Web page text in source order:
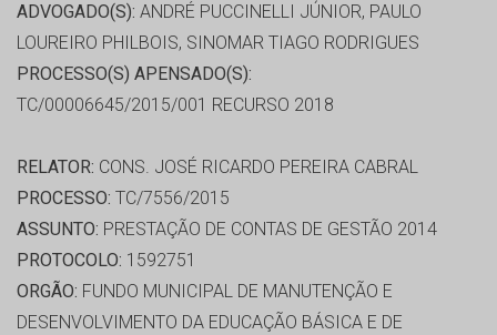
ADVOGADO(S): ANDRÉ PUCCINELLI JÚNIOR, PAULO
LOUREIRO PHILBOIS, SINOMAR TIAGO RODRIGUES
PROCESSO(S) APENSADO(S):
TC/00006645/2015/001 RECURSO 2018
RELATOR: CONS. JOSÉ RICARDO PEREIRA CABRAL
PROCESSO: TC/7556/2015
ASSUNTO: PRESTAÇÃO DE CONTAS DE GESTÃO 2014
PROTOCOLO: 1592751
ORGÃO: FUNDO MUNICIPAL DE MANUTENÇÃO E
DESENVOLVIMENTO DA EDUCAÇÃO BÁSICA E DE